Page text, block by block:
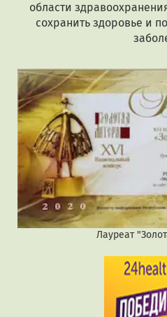
области
сохранить здоровье и
Лауреат